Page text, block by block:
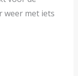
weer met iets